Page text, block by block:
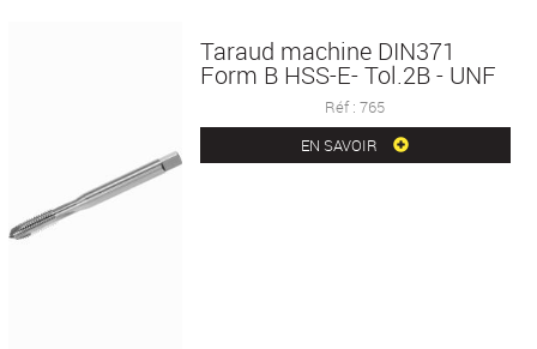
Taraud machine DIN371
Form B HSS-E- Tol.2B - UNF
Réf : 765
EN SAVOIR